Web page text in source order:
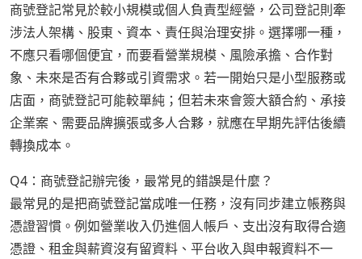
商號登記常見於較小規模或個人負責型經營，公司登記則牽
涉法人架構、股東、資本、責任與治理安排。選擇哪一種，
不應只看哪個便宜，而要看營業規模、風險承擔、合作對
象、未來是否有合夥或引資需求。若一開始只是小型服務或
店面，商號登記可能較單純；但若未來會簽大額合約、承接
企業案、需要品牌擴張或多人合夥，就應在早期先評估後續
轉換成本。
Q4：商號登記辦完後，最常見的錯誤是什麼？
最常見的是把商號登記當成唯一任務，沒有同步建立帳務與
憑證習慣。例如營業收入仍進個人帳戶、支出沒有取得合適
憑證、租金與薪資沒有留資料、平台收入與申報資料不一